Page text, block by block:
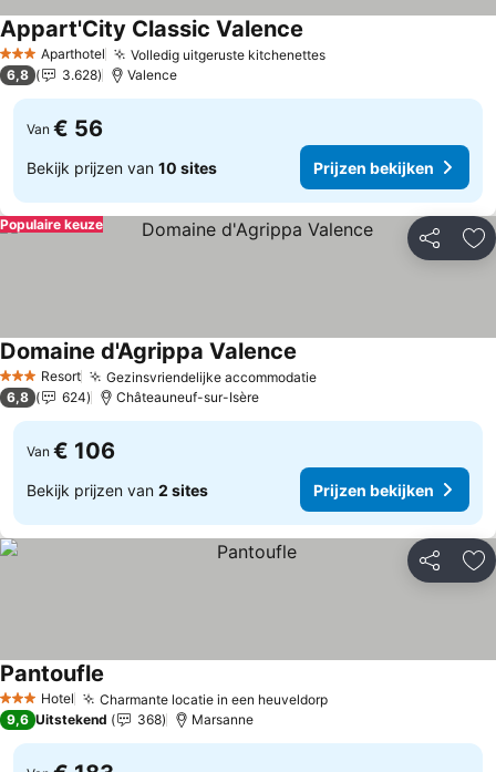
3 SterrenAparthotel Volledig uitgeruste kitchenettesPrijzen bekijken
Appart'City Classic Valence
6,8 3.628 Valence
Van € 56
Bekijk prijzen van 10 sites Prijzen bekijken
Delen
Populaire keuze
3 SterrenResort Gezinsvriendelijke accommodatiePrijzen bekijken
Domaine d'Agrippa Valence
6,8 624 Châteauneuf-sur-Isère
Van € 106
Bekijk prijzen van 2 sites Prijzen bekijken
Delen
3 SterrenHotel Charmante locatie in een heuveldorpPrijzen bekijken
Pantoufle
9,6 Uitstekend 368 Marsanne